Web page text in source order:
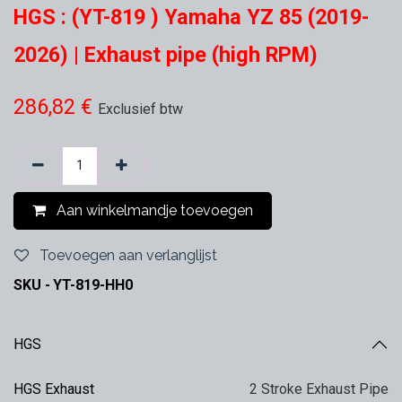
HGS : (YT-819 ) Yamaha YZ 85 (2019-
2026) | Exhaust pipe (high RPM)
286,82 € Exclusief btw
Aan winkelmandje toevoegen
Toevoegen aan verlanglijst
SKU - YT-819-HH0
HGS
HGS Exhaust 2 Stroke Exhaust Pipe